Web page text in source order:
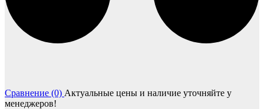
Сравнение (0) Актуальные цены и наличие уточняйте у
менеджеров!